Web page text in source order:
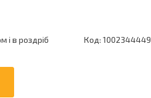
і в роздріб Код: 1002344449